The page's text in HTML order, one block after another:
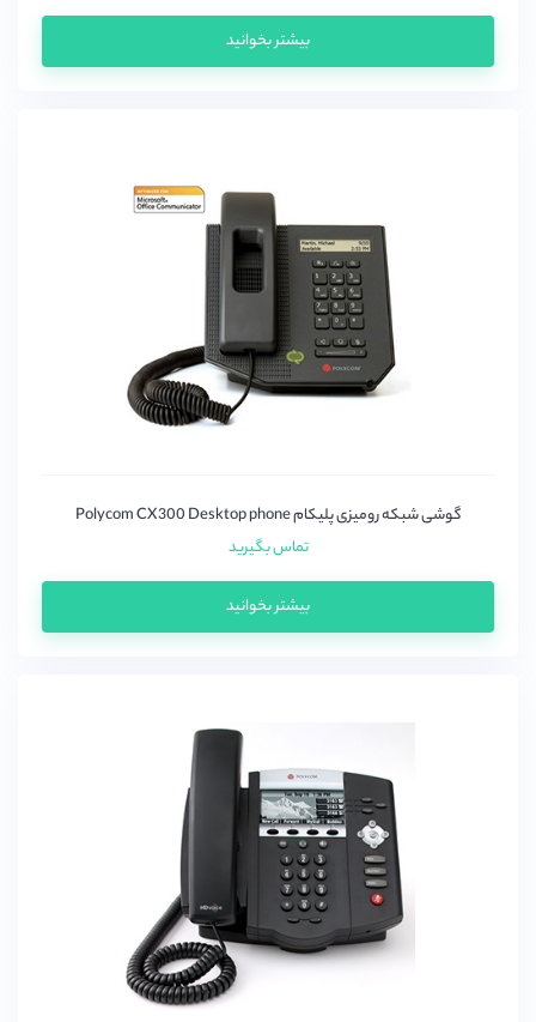
بیشتر بخوانید
گوشی شبکه رومیزی پلیکام Polycom CX300 Desktop phone
تماس بگیرید
بیشتر بخوانید